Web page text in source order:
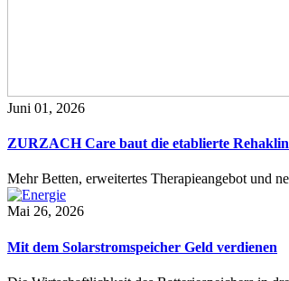
Juni 01, 2026
ZURZACH Care baut die etablierte
Mehr Betten, erweitertes Therapieangebot und
Mai 26, 2026
Mit dem Solarstromspeicher Geld verdienen